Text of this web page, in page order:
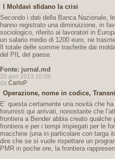
I Moldavi sfidano la crisi
Secondo i dati della Banca Nazionale,
hanno registrato una diminuizione, in
sociologico, riferito ai lavoratori in
un salario medio di 1200 euro, ne
Il totale delle somme trasferite dai
del PIL del paese.
Fonte: jurnal.md
20 gen 2013 10:08
da CarloP
Operazione, nome in codice,
E’ questa certamente una novità che
forumisti qui arrivati, nonostante che
frontiera a Bender abbia creato
frontiera e per i tempi impiegati per le
macchine (una in particolare con targa
dire che se si vuole rispettare un
PMR in poche ore, la frontiera